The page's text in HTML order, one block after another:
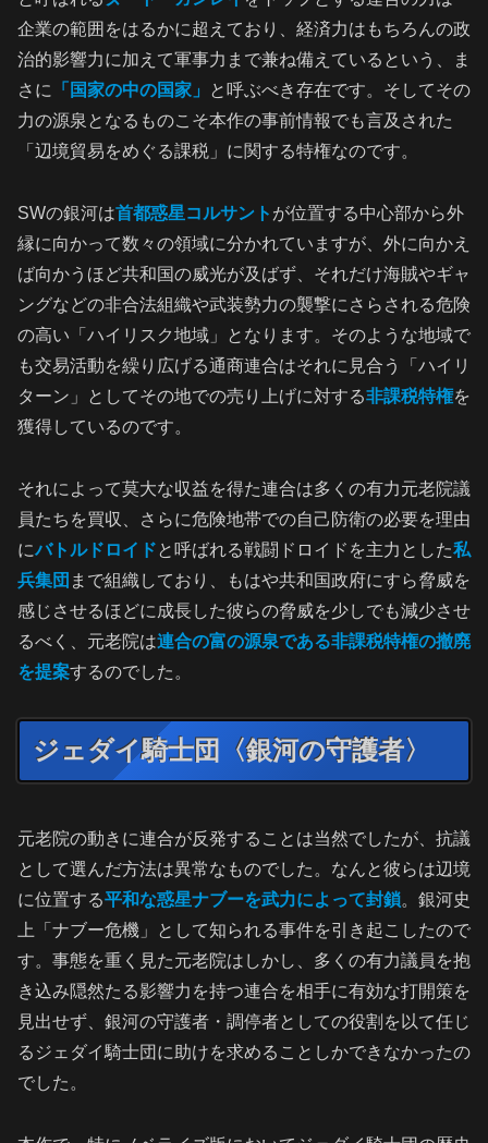
企業の範囲をはるかに超えており、経済力はもちろんの政
治的影響力に加えて軍事力まで兼ね備えているという、ま
さに
「国家の中の国家」
と呼ぶべき存在です。そしてその
力の源泉となるものこそ本作の事前情報でも言及された
「辺境貿易をめぐる課税」に関する特権なのです。
SWの銀河は首都惑星コルサント が位置する中心部から外
縁に向かって数々の領域に分かれていますが、外に向かえ
ば向かうほど共和国の威光が及ばず、それだけ海賊やギャ
ングなどの非合法組織や武装勢力の襲撃にさらされる危険
の高い「ハイリスク地域」となります。そのような地域で
も交易活動を繰り広げる通商連合はそれに見合う「ハイリ
ターン」としてその地での売り上げに対する非課税特権を
獲得しているのです。
それによって莫大な収益を得た連合は多くの有力元老院議
員たちを買収、さらに危険地帯での自己防衛の必要を理由
にバトルドロイドと呼ばれる戦闘ドロイドを主力とした私
兵集団 まで組織しており、もはや共和国政府にすら脅威を
感じさせるほどに成長した彼らの脅威を少しでも減少させ
るべく、元老院は連合の富の源泉である非課税特権の撤廃
を提案するのでした。
ジェダイ騎士団〈銀河の守護者〉
元老院の動きに連合が反発することは当然でしたが、抗議
として選んだ方法は異常なものでした。なんと彼らは辺境
に位置する平和な惑星ナブーを武力によって封鎖。銀河史
上「ナブー危機」として知られる事件を引き起こしたので
す。事態を重く見た元老院はしかし、多くの有力議員を抱
き込み隠然たる影響力を持つ連合を相手に有効な打開策を
見出せず、銀河の守護者・調停者としての役割を以て任じ
るジェダイ騎士団に助けを求めることしかできなかったの
でした。